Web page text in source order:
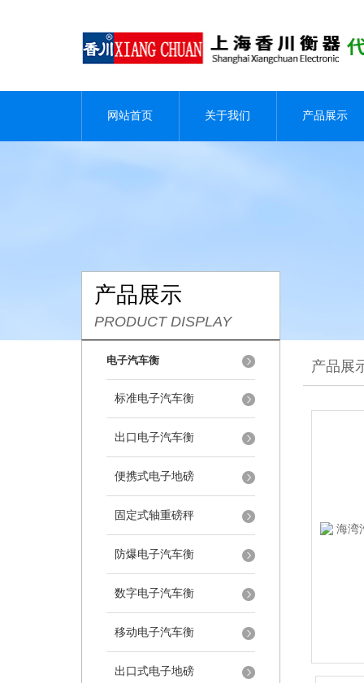
网站首页 关于我们 产品展示
产品展示
PRODUCT DISPLAY
电子汽车衡
标准电子汽车衡
出口电子汽车衡
便携式电子地磅
固定式轴重磅秤
防爆电子汽车衡
数字电子汽车衡
移动电子汽车衡
出口式电子地磅
产品展